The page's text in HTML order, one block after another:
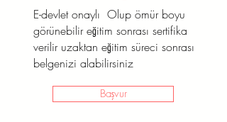
E-devlet onaylı Olup ömür boyu
görünebilir eğitim sonrası sertifika
verilir uzaktan eğitim süreci sonrası
belgenizi alabilirsiniz
Başvur